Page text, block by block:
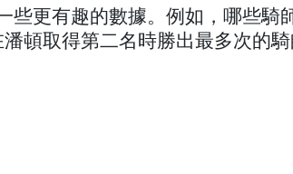
些更有趣的數據。例如，哪些騎
頓取得第二名時勝出最多次的騎